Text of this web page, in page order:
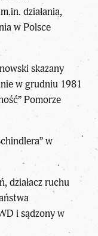
działania,
w Polsce
skazany
w grudniu 1981
Pomorze
w
działacz ruchu
i sądzony w